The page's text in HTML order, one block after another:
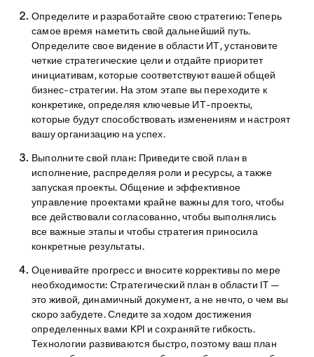
Определите и разработайте свою стратегию:Теперь
самое время наметить свой дальнейший путь.
Определите свое видение в области ИТ, установите
четкие стратегические цели и отдайте приоритет
инициативам, которые соответствуют вашей общей
бизнес-стратегии. На этом этапе вы переходите к
конкретике, определяя ключевые ИТ-проекты,
которые будут способствовать изменениям и настроят
вашу организацию на успех.
Выполните свой план: Приведите свой план в
исполнение, распределяя роли и ресурсы, а также
запуская проекты. Общение и эффективное
управление проектами крайне важны для того, чтобы
все действовали согласованно, чтобы выполнялись
все важные этапы и чтобы стратегия приносила
конкретные результаты.
Оценивайте прогресс и вносите коррективы по мере
необходимости: Стратегический план в области IT —
это живой, динамичный документ, а не нечто, о чем вы
скоро забудете. Следите за ходом достижения
определенных вами KPI и сохраняйте гибкость.
Технологии развиваются быстро, поэтому ваш план